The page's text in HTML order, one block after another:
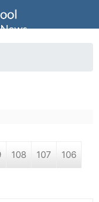
108 107 106
News